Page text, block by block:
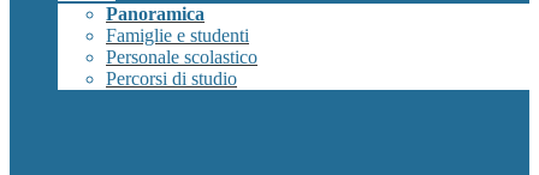
Panoramica
Famiglie e studenti
Personale scolastico
Percorsi di studio